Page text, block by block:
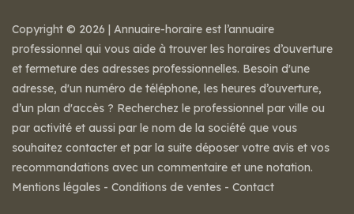
Copyright © 2026 | Annuaire-horaire est l’annuaire
professionnel qui vous aide à trouver les horaires d’ouverture
et fermeture des adresses professionnelles. Besoin d'une
adresse, d'un numéro de téléphone, les heures d’ouverture,
d’un plan d'accès ? Recherchez le professionnel par ville ou
par activité et aussi par le nom de la société que vous
souhaitez contacter et par la suite déposer votre avis et vos
recommandations avec un commentaire et une notation.
Mentions légales - Conditions de ventes - Contact